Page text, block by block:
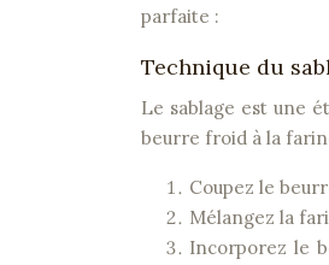
parfaite :
Technique du
Le sablage est une
beurre froid à la
Coupez le
Mélangez la
Incorporez le